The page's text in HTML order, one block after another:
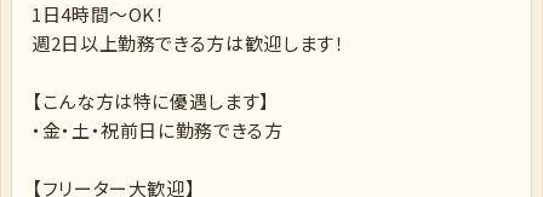
1日4時間～OK！
週2日以上勤務できる方は歓迎します！
【こんな方は特に優遇します】
・金・土・祝前日に勤務できる方
【フリーター大歓迎】